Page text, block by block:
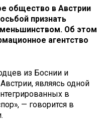
общество в Австрии
признать
Об этом
агентство
из Боснии и
являясь одной
в
— говорится в